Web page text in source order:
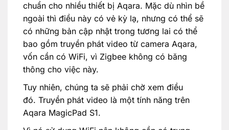
chuẩn cho nhiều thiết bị Aqara. Mặc dù nhìn bề
ngoài thì điều này có vẻ kỳ lạ, nhưng có thể sẽ
có những bản cập nhật trong tương lai có thể
bao gồm truyền phát video từ camera Aqara,
vốn cần có WiFi, vì Zigbee không có băng
thông cho việc này.
Tuy nhiên, chúng ta sẽ phải chờ xem điều
đó. Truyền phát video là một tính năng trên
Aqara MagicPad S1.